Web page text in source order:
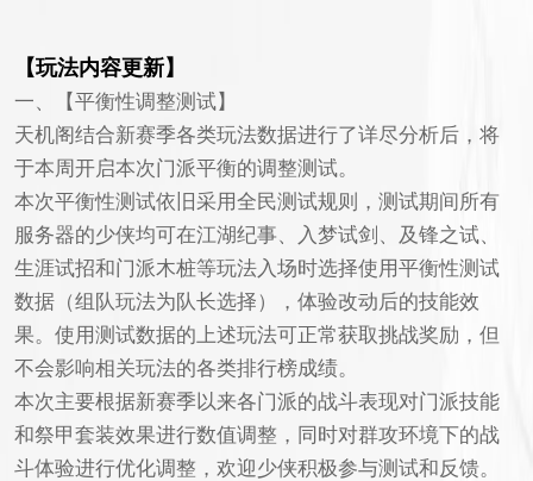
【玩法内容更新】
一、【平衡性调整测试】
天机阁结合新赛季各类玩法数据进行了详尽分析后，将
于本周开启本次门派平衡的调整测试。
本次平衡性测试依旧采用全民测试规则，测试期间所有
服务器的少侠均可在江湖纪事、入梦试剑、及锋之试、
生涯试招和门派木桩等玩法入场时选择使用平衡性测试
数据（组队玩法为队长选择），体验改动后的技能效
果。使用测试数据的上述玩法可正常获取挑战奖励，但
不会影响相关玩法的各类排行榜成绩。
本次主要根据新赛季以来各门派的战斗表现对门派技能
和祭甲套装效果进行数值调整，同时对群攻环境下的战
斗体验进行优化调整，欢迎少侠积极参与测试和反馈。